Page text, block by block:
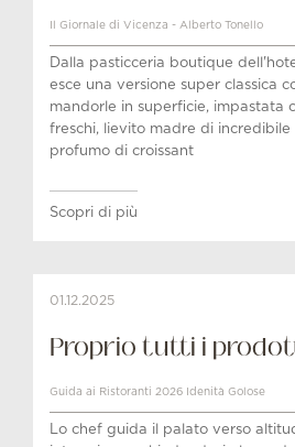
Il Giornale di Vicenza - Alberto Tonello
Dalla pasticceria boutique
esce una versione super classica
mandorle in superficie, impastata
freschi, lievito madre di incredibile
profumo di croissant
Scopri di più
01.12.2025
Proprio tutti i
Guida ai Ristoranti 2026 Idenità Golose
Lo chef guida il palato verso